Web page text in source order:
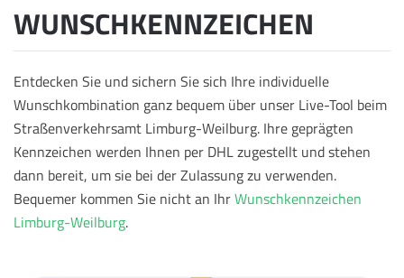
WUNSCHKENNZEICHEN
Entdecken Sie und sichern Sie sich Ihre individuelle
Wunschkombination ganz bequem über unser Live-Tool beim
Straßenverkehrsamt Limburg-Weilburg. Ihre geprägten
Kennzeichen werden Ihnen per DHL zugestellt und stehen
dann bereit, um sie bei der Zulassung zu verwenden.
Bequemer kommen Sie nicht an IhrWunschkennzeichen
Limburg-Weilburg.